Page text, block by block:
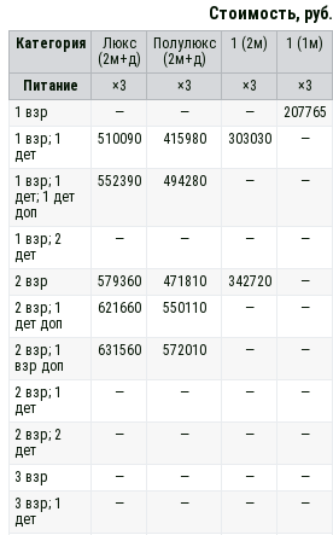
Стоимость, руб.
Категория
Люкс
(2м+д)
Полулюкс
(2м+д)
1 (2м) 1 (1м)
Питание
×3 ×3 ×3 ×3
1 взр
— — — 207765
1 взр; 1
дет
510090 415980 303030 —
1 взр; 1
дет; 1 дет
доп
552390 494280 — —
1 взр; 2
дет
— — — —
2 взр 579360 471810 342720 —
2 взр; 1
дет доп
621660 550110 — —
2 взр; 1
взр доп
631560 572010 — —
2 взр; 1
дет
— — — —
2 взр; 2
дет
— — — —
3 взр — — — —
3 взр; 1
дет
— — — —